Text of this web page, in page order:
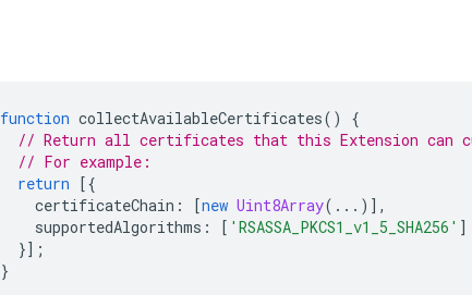
function collectAvailableCertificates()
{
// Return all certificates that this Extension can
// For example:
return [{
certificateChain : [new Uint8Array(...)],
supportedAlgorithms : [ 'RSASSA_PKCS1_v1_5_SHA256' ]
}];
}